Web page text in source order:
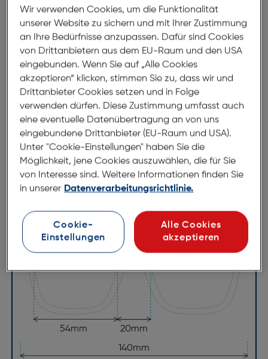
Retro-Schmetterlingsform sorgt für einen auffälligen
und modischen Look, der ideal für die stilbewusste
Frau ist. Die Karl Lagerfeld KL6146SH bringt einen
Hauch von Glamour in jeden sonnigen Tag.
Abmessungen
Brillenbreite:144mm
Steg:
Glasbreite: 54mm
Bügellänge:140mm
144mm
20mm
54mm
140mm
Wir verwenden Cookies, um die Funktionalität
unserer Website zu sichern und mit Ihrer Zustimmung
an Ihre Bedürfnisse anzupassen. Dafür sind Cookies
von Drittanbietern aus dem EU-Raum und den USA
eingebunden. Wenn Sie auf „Alle Cookies
akzeptieren“ klicken, stimmen Sie zu, dass wir und
Drittanbieter Cookies setzen und in Folge
verwenden dürfen. Diese Zustimmung umfasst auch
eine eventuelle Datenübertragung an von uns
eingebundene Drittanbieter (EU-Raum und USA).
Unter "Cookie-Einstellungen" haben Sie die
Möglichkeit, jene Cookies auszuwählen, die für Sie
von Interesse sind. Weitere Informationen finden Sie
in unserer Datenverarbeitungsrichtlinie.
Cookie-
Einstellungen
Alle Cookies
akzeptieren